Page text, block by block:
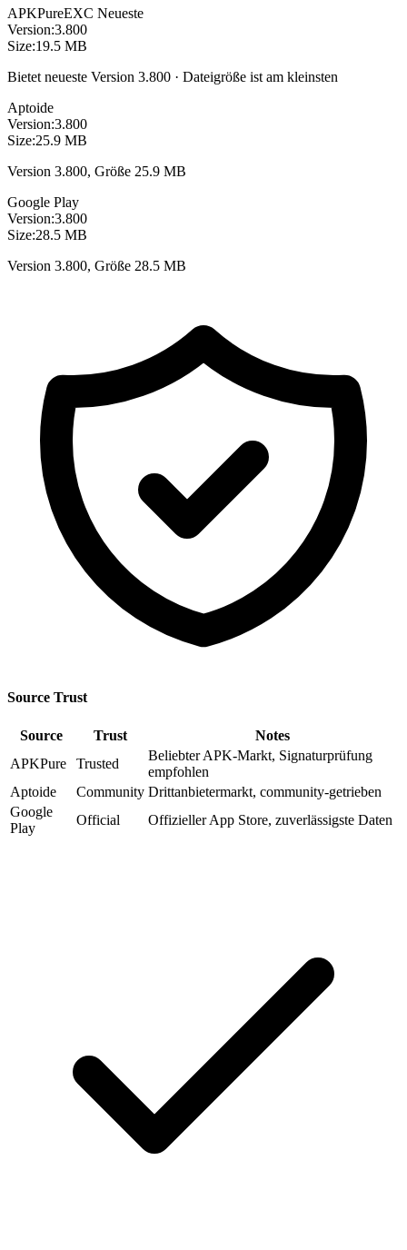
APKPureEXC Neueste
Version:3.800
Size:19.5 MB
Bietet neueste Version 3.800 · Dateigröße ist am kleinsten
Aptoide
Version:3.800
Size:25.9 MB
Version 3.800, Größe 25.9 MB
Google Play
Version:3.800
Size:28.5 MB
Version 3.800, Größe 28.5 MB
Source Trust
Source Trust
Notes
APKPure
Trusted
Beliebter APK-Markt, Signaturprüfung
empfohlen
Aptoide
Community Drittanbietermarkt, community-getrieben
Google
Play
Official Offizieller App Store, zuverlässigste Daten